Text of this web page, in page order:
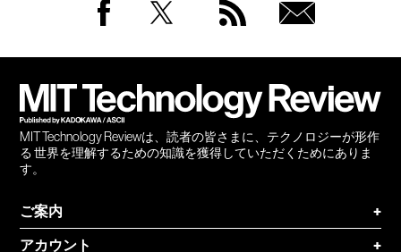
MIT Technology Reviewは、読者の皆さまに、テクノロジーが形作
る 世界を理解するための知識を獲得していただくためにありま
す。
ご案内
+
アカウント
+